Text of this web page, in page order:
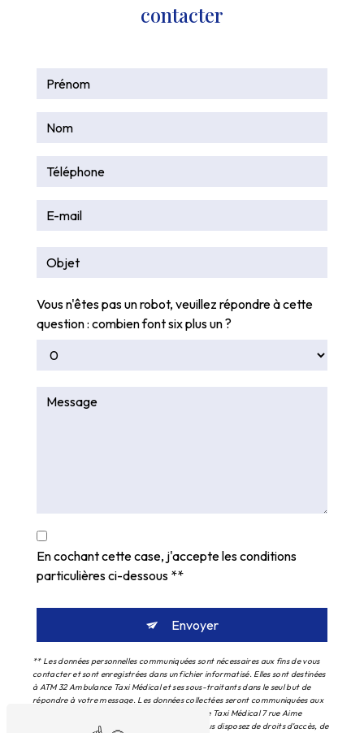
contacter
Vous n'êtes pas un robot, veuillez répondre à cette
question : combien font six plus un ?
En cochant cette case, j'accepte les conditions
particulières ci-dessous **
Envoyer
** Les données personnelles communiquées sont nécessaires aux fins de vous
contacter et sont enregistrées dans un fichier informatisé. Elles sont destinées
à ATM 32 Ambulance Taxi Médical et ses sous-traitants dans le seul but de
répondre à votre message. Les données collectées seront communiquées aux
seuls destinataires suivants: ATM 32 Ambulance Taxi Médical 7 rue Aime
Cesaire 32000 Auch atm.auch@orange.fr. Vous disposez de droits d’accès, de